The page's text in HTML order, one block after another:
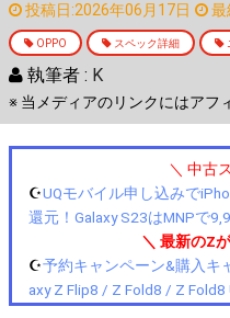
投稿日:2026年06月17日 最
OPPO スペック詳細
執筆者 : K
※ 当メディアのリンクにはアフ
＼ 中古
☪️UQモバイル申し込みで
還元！Galaxy S23はMNPで
＼ 最新のZ
☪️予約キャンペーン&購入キ
axy Z Flip8 / Z Fold8 / Z Fold8